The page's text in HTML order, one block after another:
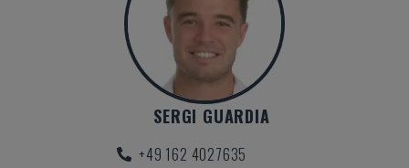
SERGI GUARDIA
+49 162 4027635